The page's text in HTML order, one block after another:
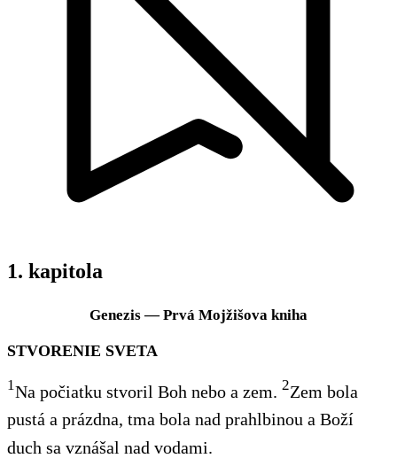
1. kapitola
Genezis — Prvá Mojžišova kniha
STVORENIE SVETA
1Na počiatku stvoril Boh nebo a zem. 2Zem bola
pustá a prázdna, tma bola nad prahlbinou a Boží
duch sa vznášal nad vodami.